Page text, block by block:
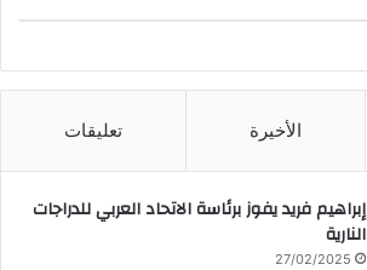
الأخيرة تعليقات
إبراهيم فريد يفوز برئاسة الاتحاد العربي للدراجات
النارية
27/02/2025